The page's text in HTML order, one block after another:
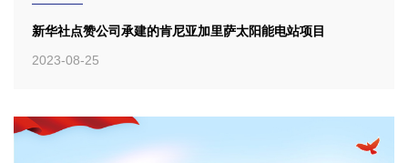
新华社点赞公司承建的肯尼亚加里萨太阳能电站项目
2023-08-25